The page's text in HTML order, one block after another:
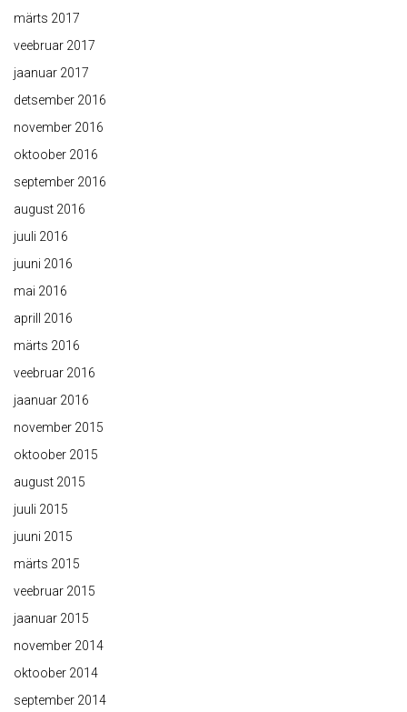
märts 2017
veebruar 2017
jaanuar 2017
detsember 2016
november 2016
oktoober 2016
september 2016
august 2016
juuli 2016
juuni 2016
mai 2016
aprill 2016
märts 2016
veebruar 2016
jaanuar 2016
november 2015
oktoober 2015
august 2015
juuli 2015
juuni 2015
märts 2015
veebruar 2015
jaanuar 2015
november 2014
oktoober 2014
september 2014